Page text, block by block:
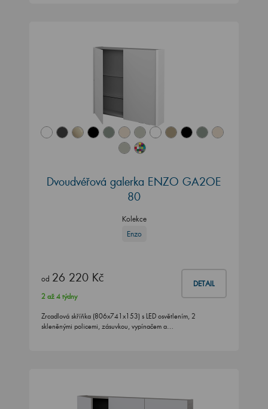
Dvoudvéřová galerka ENZO GA2OE
80
Kolekce
Enzo
od 26 220 Kč DETAIL
2 až 4 týdny
Zrcadlová skříňka (806x741x153) s LED osvětlením, 2
skleněnými policemi, zásuvkou, vypínačem a…